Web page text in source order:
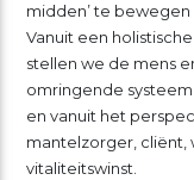
midden’ te
Vanuit een
stellen we de mens
omringende
en vanuit het
mantelzorger, cliënt,
vitaliteitswinst.